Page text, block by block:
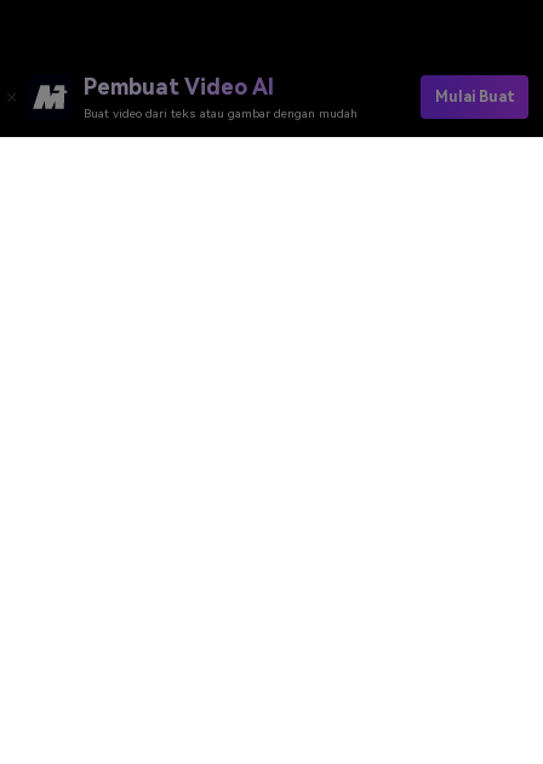
Pembuat Video AI
Buat video dari teks atau gambar dengan mudah
Mulai Buat